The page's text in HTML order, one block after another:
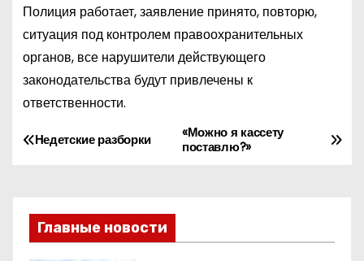
Полиция работает, заявление принято, повторю,
ситуация под контролем правоохранительных
органов, все нарушители действующего
законодательства будут привлечены к
ответственности.
Н
в
и
«Можно я кассету
поставлю?»
Недетские разборки
Главные новости